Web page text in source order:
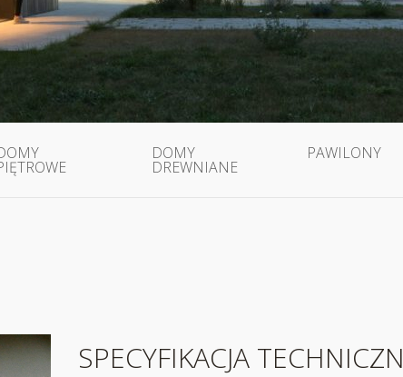
DOMY
DREWNIANE
PAWILONY
SPECYFIKACJA